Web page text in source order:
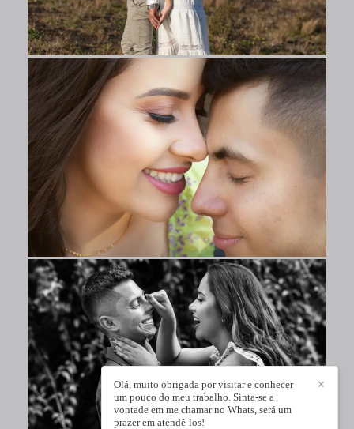
✕
Olá, muito obrigada por visitar e conhecer
um pouco do meu trabalho. Sinta-se a
vontade em me chamar no Whats, será um
prazer em atendê-los!